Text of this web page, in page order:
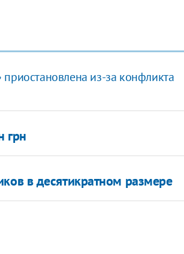
из-за конфликта
грн
в десятикратном размере